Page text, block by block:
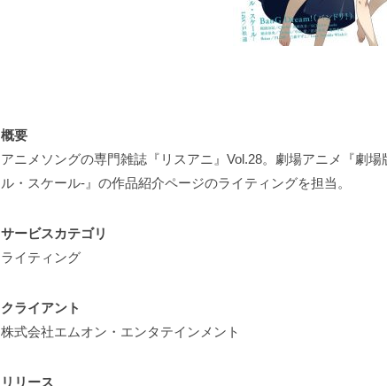
概要
アニメソングの専門雑誌『リスアニ』Vol.28。劇場アニメ『劇
ル・スケール-』の作品紹介ページのライティングを担当。
サービスカテゴリ
ライティング
クライアント
株式会社エムオン・エンタテインメント
リリース